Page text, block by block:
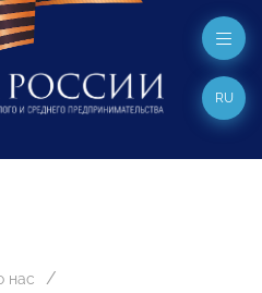
RU
нас